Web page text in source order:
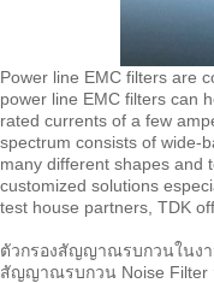
Power line EMC filters are
power line EMC filters can
rated currents of a few
spectrum consists of wide-
many different shapes and
customized solutions
test house partners, TDK
ตัวกรองสัญญาณรบกวนในง
สัญญาณรบกวน Noise Filter